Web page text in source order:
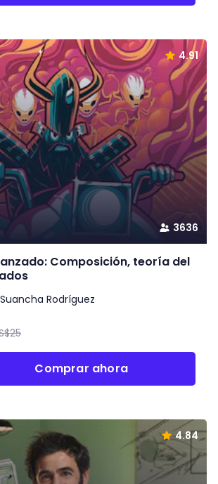
3636
4.91
Composición, teoría del
Rodríguez
Comprar ahora
4.84